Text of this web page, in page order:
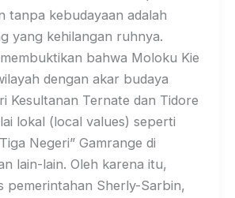
tanpa kebudayaan adalah
yang kehilangan ruhnya.
bahwa Moloku Kie
dengan akar budaya
Kesultanan Ternate dan Tidore
lokal (local values) seperti
Negeri” Gamrange di
lain-lain. Oleh karena itu,
pemerintahan Sherly-Sarbin,